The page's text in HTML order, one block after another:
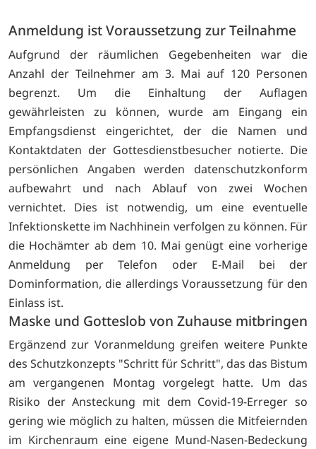
Anmeldung ist Voraussetzung zur Teilnahme
Aufgrund der räumlichen Gegebenheiten war die
Anzahl der Teilnehmer am 3. Mai auf 120 Personen
begrenzt. Um die Einhaltung der Auflagen
gewährleisten zu können, wurde am Eingang ein
Empfangsdienst eingerichtet, der die Namen und
Kontaktdaten der Gottesdienstbesucher notierte. Die
persönlichen Angaben werden datenschutzkonform
aufbewahrt und nach Ablauf von zwei Wochen
vernichtet. Dies ist notwendig, um eine eventuelle
Infektionskette im Nachhinein verfolgen zu können. Für
die Hochämter ab dem 10. Mai genügt eine vorherige
Anmeldung per Telefon oder E-Mail bei der
Dominformation, die allerdings Voraussetzung für den
Einlass ist.
Maske und Gotteslob von Zuhause mitbringen
Ergänzend zur Voranmeldung greifen weitere Punkte
des Schutzkonzepts "Schritt für Schritt", das das Bistum
am vergangenen Montag vorgelegt hatte. Um das
Risiko der Ansteckung mit dem Covid-19-Erreger so
gering wie möglich zu halten, müssen die Mitfeiernden
im Kirchenraum eine eigene Mund-Nasen-Bedeckung